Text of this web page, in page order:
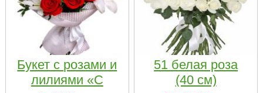
Букет с розами и
лилиями «С
51 белая роза
(40 см)